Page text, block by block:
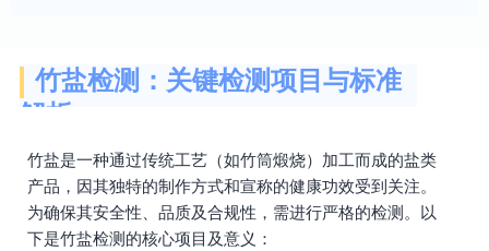
竹盐检测：关键检测项目与标准
解析
竹盐是一种通过传统工艺（如竹筒煅烧）加工而成的盐类
产品，因其独特的制作方式和宣称的健康功效受到关注。
为确保其安全性、品质及合规性，需进行严格的检测。以
下是竹盐检测的核心项目及意义：